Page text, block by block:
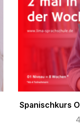
Spanischkurs